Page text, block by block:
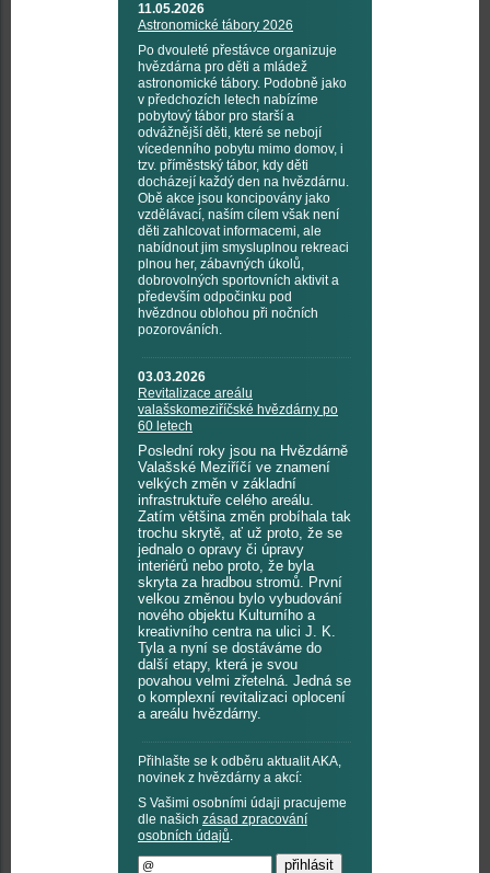
11.05.2026
Astronomické tábory 2026
Po dvouleté přestávce organizuje
hvězdárna pro děti a mládež
astronomické tábory. Podobně jako
v předchozích letech nabízíme
pobytový tábor pro starší a
odvážnější děti, které se nebojí
vícedenního pobytu mimo domov, i
tzv. příměstský tábor, kdy děti
docházejí každý den na hvězdárnu.
Obě akce jsou koncipovány jako
vzdělávací, naším cílem však není
děti zahlcovat informacemi, ale
nabídnout jim smysluplnou rekreaci
plnou her, zábavných úkolů,
dobrovolných sportovních aktivit a
především odpočinku pod
hvězdnou oblohou při nočních
pozorováních.
03.03.2026
Revitalizace areálu
valašskomeziříčské hvězdárny po
60 letech
Poslední roky jsou na Hvězdárně
Valašské Meziříčí ve znamení
velkých změn v základní
infrastruktuře celého areálu.
Zatím většina změn probíhala tak
trochu skrytě, ať už proto, že se
jednalo o opravy či úpravy
interiérů nebo proto, že byla
skryta za hradbou stromů. První
velkou změnou bylo vybudování
nového objektu Kulturního a
kreativního centra na ulici J. K.
Tyla a nyní se dostáváme do
další etapy, která je svou
povahou velmi zřetelná. Jedná se
o komplexní revitalizaci oplocení
a areálu hvězdárny.
Přihlašte se k odběru aktualit AKA,
novinek z hvězdárny a akcí:
S Vašimi osobními údaji pracujeme
dle našich zásad zpracování
osobních údajů.